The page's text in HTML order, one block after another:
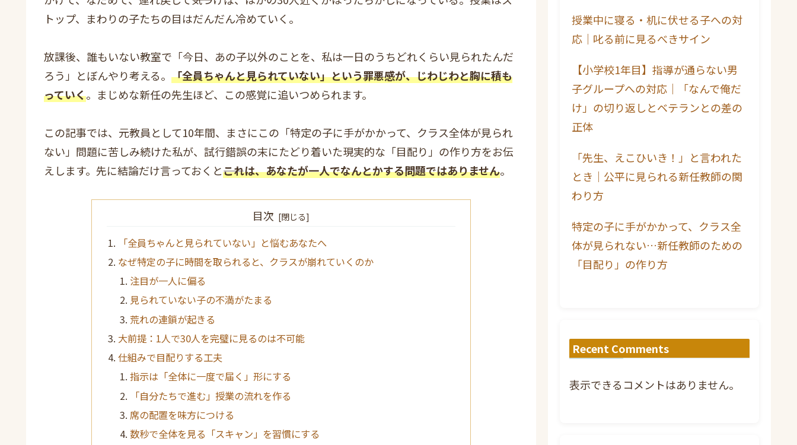
トップ、まわりの子たちの目はだんだん冷めていく。
放課後、誰もいない教室で「今日、あの子以外のことを、私は一日のうちどれくらい見られたんだ
ろう」とぼんやり考える。 「全員ちゃんと見られていない」という罪悪感が、じわじわと胸に積も
っていく。まじめな新任の先生ほど、この感覚に追いつめられます。
この記事では、元教員として10年間、まさにこの「特定の子に手がかかって、クラス全体が見られ
ない」問題に苦しみ続けた私が、試行錯誤の末にたどり着いた現実的な「目配り」の作り方をお伝
えします。先に結論だけ言っておくと――これは、あなたが一人でなんとかする問題ではありません。
目次
「全員ちゃんと見られていない」と悩むあなたへ
なぜ特定の子に時間を取られると、クラスが崩れていくのか
注目が一人に偏る
見られていない子の不満がたまる
荒れの連鎖が起きる
大前提：1人で30人を完璧に見るのは不可能
仕組みで目配りする工夫
指示は「全体に一度で届く」形にする
「自分たちで進む」授業の流れを作る
席の配置を味方につける
数秒で全体を見る「スキャン」を習慣にする
授業中に寝る・机に伏せる子への対
応｜叱る前に見るべきサイン
【小学校1年目】指導が通らない男
子グループへの対応｜「なんで俺だ
け」の切り返しとベテランとの差の
正体
「先生、えこひいき！」と言われた
とき｜公平に見られる新任教師の関
わり方
特定の子に手がかかって、クラス全
体が見られない…新任教師のための
「目配り」の作り方
Recent Comments
表示できるコメントはありません。